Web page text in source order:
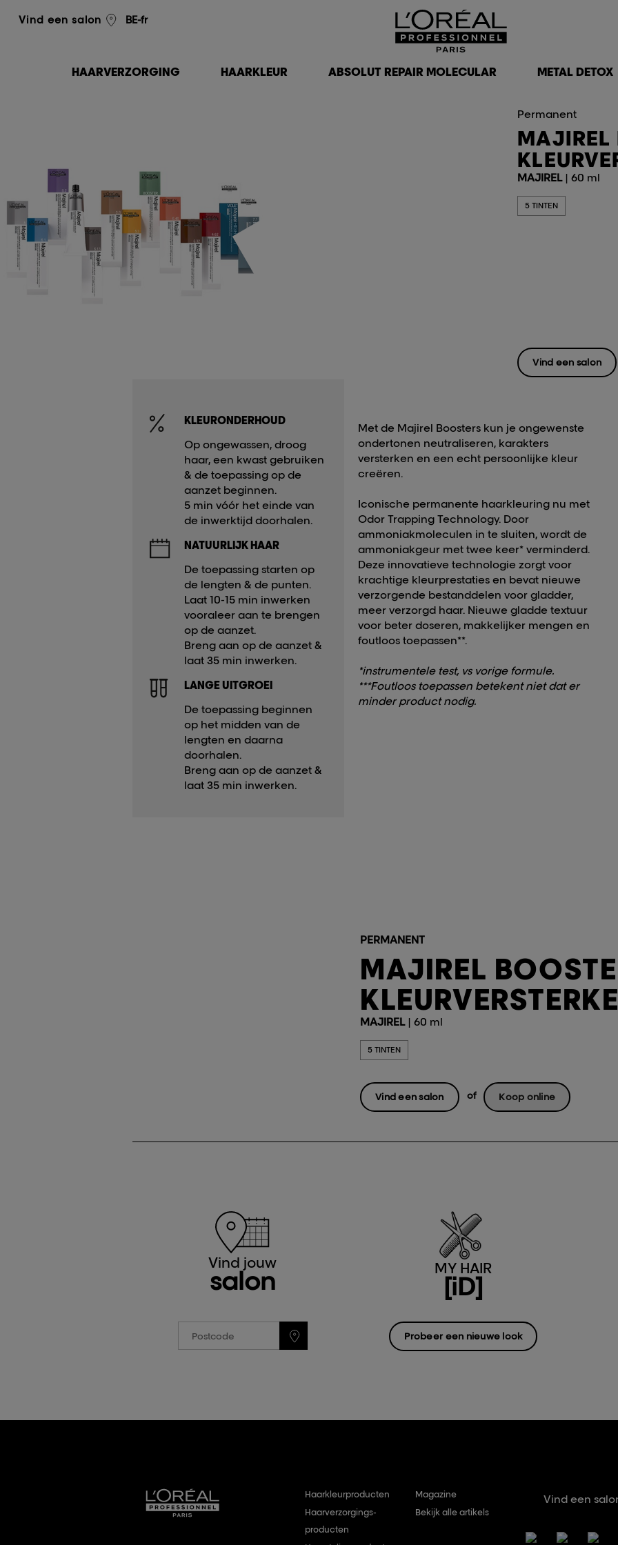
Vind een salon BE-fr
L'Oréal Professionnel
HAARVERZORGING HAARKLEUR ABSOLUT REPAIR MOLECULAR METAL DETOX
Permanent
MAJIREL
MAJIREL| 60 ml
5 TINTEN
Vind een salon
KLEURONDERHOUD​
Op ongewassen, droog
haar, een kwast gebruiken
& de toepassing op de
aanzet beginnen.​
5 min vóór het einde van
de inwerktijd doorhalen.​
NATUURLIJK HAAR​
De toepassing starten op
de lengten & de punten.​
Laat 10-15 min inwerken
vooraleer aan te brengen
op de aanzet.​
Breng aan op de aanzet &
laat 35 min inwerken.​
LANGE UITGROEI​
De toepassing beginnen
op het midden van de
lengten en daarna
doorhalen.​
Breng aan op de aanzet &
laat 35 min inwerken.​
Met de Majirel Boosters kun je ongewenste
ondertonen neutraliseren, karakters
versterken en een echt persoonlijke kleur
creëren.
Iconische permanente haarkleuring nu met
Odor Trapping Technology. Door
ammoniakmoleculen in te sluiten, wordt de
ammoniakgeur met twee keer* verminderd.
Deze innovatieve technologie zorgt voor
krachtige kleurprestaties en bevat nieuwe
verzorgende bestanddelen voor gladder,
meer verzorgd haar. Nieuwe gladde textuur
voor beter doseren, makkelijker mengen en
foutloos toepassen**.
*instrumentele test, vs vorige formule.
***Foutloos toepassen betekent niet dat er
minder product nodig.
PERMANENT
MAJIREL
MAJIREL| 60 ml
5 TINTEN
Vind een salon of Koop online
Vind jouw
salon MY HAIR
[iD]
Probeer een nieuwe look
Haarkleurproducten
Haarverzorgings-
producten
Magazine
Bekijk alle artikels
Vind een